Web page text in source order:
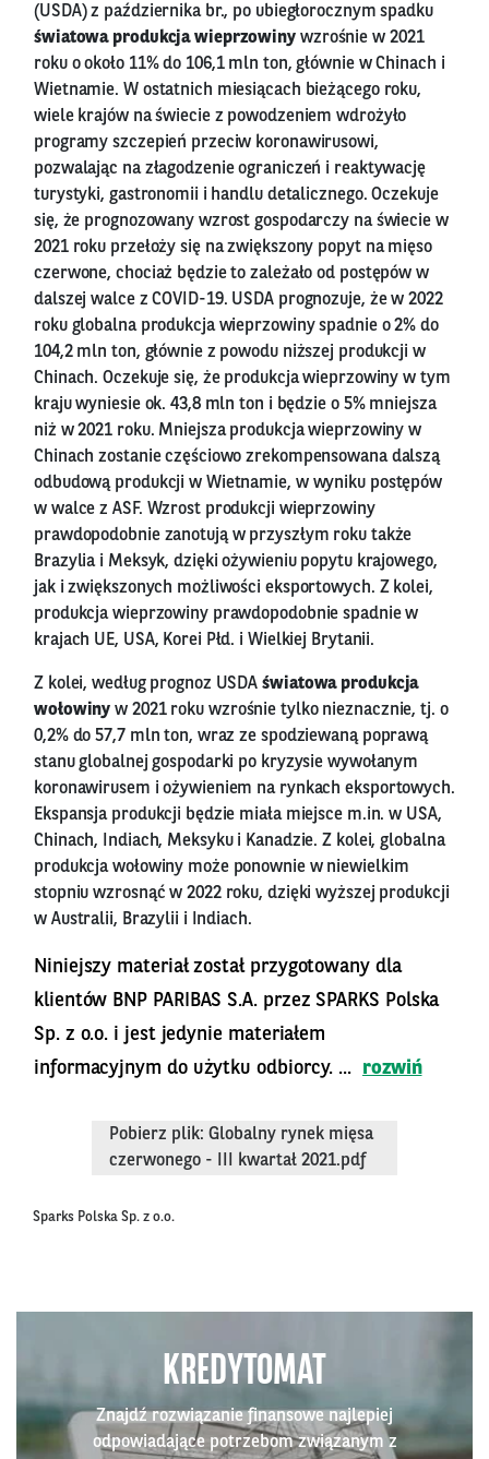
(USDA) z października br., po ubiegłorocznym spadku
światowa produkcja wieprzowiny wzrośnie w 2021
roku o około 11% do 106,1 mln ton, głównie w Chinach i
Wietnamie. W ostatnich miesiącach bieżącego roku,
wiele krajów na świecie z powodzeniem wdrożyło
programy szczepień przeciw koronawirusowi,
pozwalając na złagodzenie ograniczeń i reaktywację
turystyki, gastronomii i handlu detalicznego. Oczekuje
się, że prognozowany wzrost gospodarczy na świecie w
2021 roku przełoży się na zwiększony popyt na mięso
czerwone, chociaż będzie to zależało od postępów w
dalszej walce z COVID-19. USDA prognozuje, że w 2022
roku globalna produkcja wieprzowiny spadnie o 2% do
104,2 mln ton, głównie z powodu niższej produkcji w
Chinach. Oczekuje się, że produkcja wieprzowiny w tym
kraju wyniesie ok. 43,8 mln ton i będzie o 5% mniejsza
niż w 2021 roku. Mniejsza produkcja wieprzowiny w
Chinach zostanie częściowo zrekompensowana dalszą
odbudową produkcji w Wietnamie, w wyniku postępów
w walce z ASF. Wzrost produkcji wieprzowiny
prawdopodobnie zanotują w przyszłym roku także
Brazylia i Meksyk, dzięki ożywieniu popytu krajowego,
jak i zwiększonych możliwości eksportowych. Z kolei,
produkcja wieprzowiny prawdopodobnie spadnie w
krajach UE, USA, Korei Płd. i Wielkiej Brytanii.
Z kolei, według prognoz USDAświatowa produkcja
wołowiny w 2021 roku wzrośnie tylko nieznacznie, tj. o
0,2% do 57,7 mln ton, wraz ze spodziewaną poprawą
stanu globalnej gospodarki po kryzysie wywołanym
koronawirusem i ożywieniem na rynkach eksportowych.
Ekspansja produkcji będzie miała miejsce m.in. w USA,
Chinach, Indiach, Meksyku i Kanadzie. Z kolei, globalna
produkcja wołowiny może ponownie w niewielkim
stopniu wzrosnąć w 2022 roku, dzięki wyższej produkcji
w Australii, Brazylii i Indiach.
Niniejszy materiał został przygotowany dla
klientów BNP PARIBAS S.A. przez SPARKS Polska
Sp. z o.o. i jest jedynie materiałem
informacyjnym do użytku odbiorcy. ...
rozwiń
Pobierz plik: Globalny rynek mięsa
czerwonego - III kwartał 2021.pdf
Sparks Polska Sp. z o.o.
KREDYTOMAT
Znajdź rozwiązanie finansowe najlepiej
odpowiadające potrzebom związanym z